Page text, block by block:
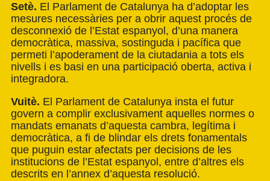
Setè. El Parlament de Catalunya ha d’adoptar les
mesures necessàries per a obrir aquest procés de
desconnexió de l’Estat espanyol, d’una manera
democràtica, massiva, sostinguda i pacífica que
permeti l’apoderament de la ciutadania a tots els
nivells i es basi en una participació oberta, activa i
integradora.
Vuitè. El Parlament de Catalunya insta el futur
govern a complir exclusivament aquelles normes o
mandats emanats d’aquesta cambra, legítima i
democràtica, a fi de blindar els drets fonamentals
que puguin estar afectats per decisions de les
institucions de l’Estat espanyol, entre d’altres els
descrits en l’annex d’aquesta resolució.